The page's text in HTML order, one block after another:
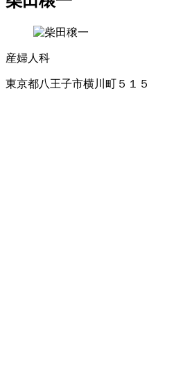
産婦人科
東京都八王子市横川町５１５